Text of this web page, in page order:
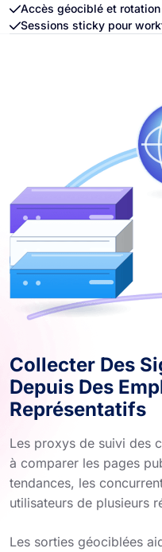
Accès géociblé et
Sessions sticky pour
Collecter Des
Depuis Des
Représentatifs
Les proxys de suivi des
à comparer les pages
tendances, les
utilisateurs de plusieurs
Les sorties géociblées